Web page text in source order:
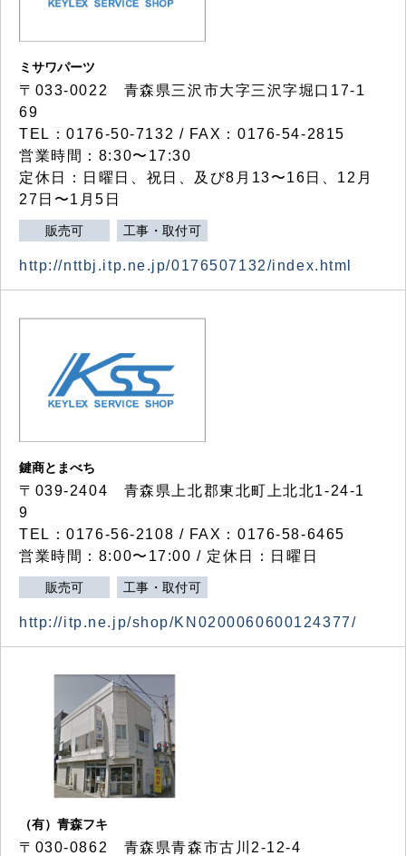
ミサワパーツ
〒033-0022 青森県三沢市大字三沢字堀口17-1
69
TEL：0176-50-7132 / FAX：0176-54-2815
営業時間：8:30〜17:30
定休日：日曜日、祝日、及び8月13〜16日、12月
27日〜1月5日
販売可 工事・取付可
http://nttbj.itp.ne.jp/0176507132/index.html
鍵商とまべち
〒039-2404 青森県上北郡東北町上北北1-24-1
9
TEL：0176-56-2108 / FAX：0176-58-6465
営業時間：8:00〜17:00 / 定休日：日曜日
販売可 工事・取付可
http://itp.ne.jp/shop/KN0200060600124377/
（有）青森フキ
〒030-0862 青森県青森市古川2-12-4